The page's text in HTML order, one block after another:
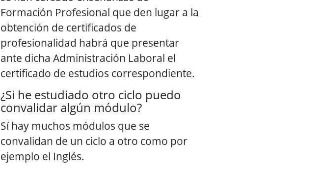
Formación Profesional que den lugar a la
obtención de certificados de
profesionalidad habrá que presentar
ante dicha Administración Laboral el
certificado de estudios correspondiente.
¿Si he estudiado otro ciclo puedo
convalidar algún módulo?
Sí hay muchos módulos que se
convalidan de un ciclo a otro como por
ejemplo el Inglés.